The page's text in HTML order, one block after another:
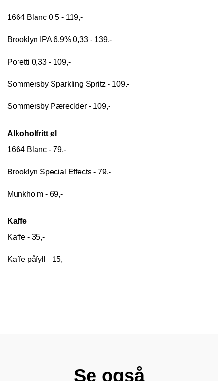
1664 Blanc 0,5 - 119,-
Brooklyn IPA 6,9% 0,33 - 139,-
Poretti 0,33 - 109,-
Sommersby Sparkling Spritz - 109,-
Sommersby Pærecider - 109,-
Alkoholfritt øl
1664 Blanc - 79,-
Brooklyn Special Effects - 79,-
Munkholm - 69,-
Kaffe
Kaffe - 35,-
Kaffe påfyll - 15,-
Se også